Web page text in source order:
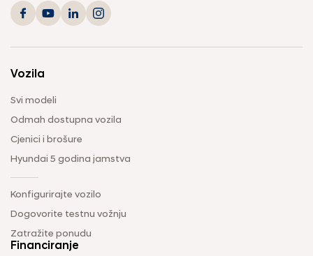
Vozila
Svi modeli
Odmah dostupna vozila
Cjenici i brošure
Hyundai 5 godina jamstva
Konfigurirajte vozilo
Dogovorite testnu vožnju
Zatražite ponudu
Financiranje